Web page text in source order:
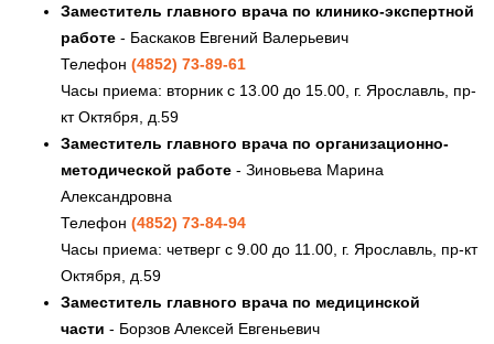
Заместитель главного врача по клинико-экспертной
работе - Баскаков Евгений Валерьевич
Телефон (4852) 73-89-61
Часы приема: вторник с 13.00 до 15.00, г. Ярославль, пр-
кт Октября, д.59
Заместитель главного врача по организационно-
методической работе - Зиновьева Марина
Александровна
Телефон (4852) 73-84-94
Часы приема: четверг с 9.00 до 11.00, г. Ярославль, пр-кт
Октября, д.59
Заместитель главного врача по медицинской
части - Борзов Алексей Евгеньевич